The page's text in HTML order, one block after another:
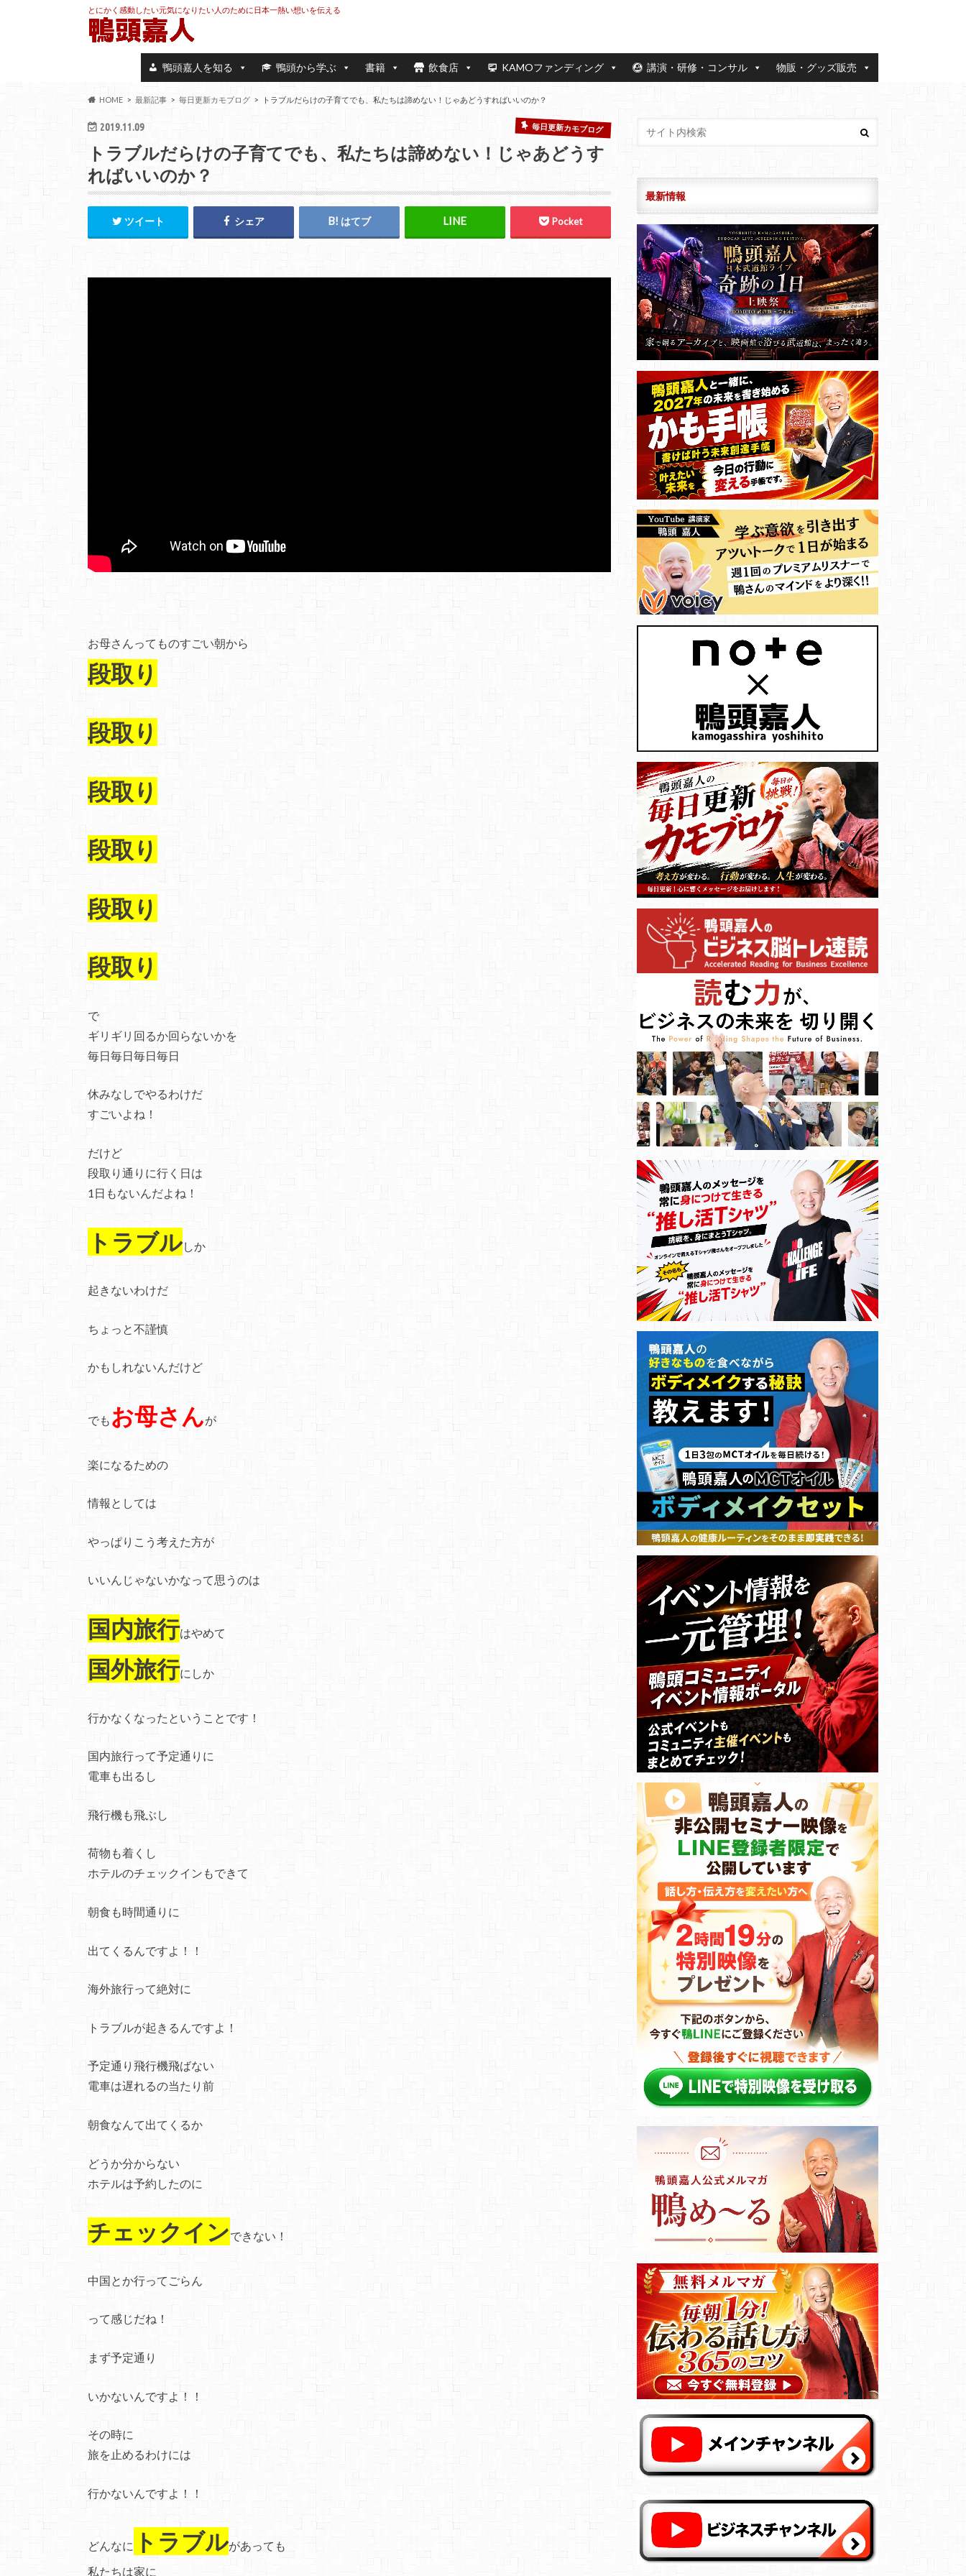
とにかく感動したい元気になりたい人のために日本一熱い想いを伝える
鴨頭嘉人を知る 鴨頭から学ぶ 書籍 飲食店 KAMOファンディング 講演・研修・コンサル 物販・グッズ販売
HOME 最新記事 毎日更新カモブログ トラブルだらけの子育てでも、私たちは諦めない！じゃあどうすればいいのか？
2019.11.09 毎日更新カモブログ
トラブルだらけの子育てでも、私たちは諦めない！じゃあどうす
ればいいのか？
ツイート シェア はてブ Pocket
お母さんってものすごい朝から
段取り
段取り
段取り
段取り
段取り
段取り
で
ギリギリ回るか回らないかを
毎日毎日毎日毎日
休みなしでやるわけだ
すごいよね！
だけど
段取り通りに行く日は
1日もないんだよね！
トラブルしか
起きないわけだ
ちょっと不謹慎
かもしれないんだけど
でも お母さんが
楽になるための
情報としては
やっぱりこう考えた方が
いいんじゃないかなって思うのは
国内旅行はやめて
国外旅行にしか
行かなくなったということです！
国内旅行って予定通りに
電車も出るし
飛行機も飛ぶし
荷物も着くし
ホテルのチェックインもできて
朝食も時間通りに
出てくるんですよ！！
海外旅行って絶対に
トラブルが起きるんですよ！
予定通り飛行機飛ばない
電車は遅れるの当たり前
朝食なんて出てくるか
どうか分からない
ホテルは予約したのに
チェックインできない！
中国とか行ってごらん
って感じだね！
まず予定通り
いかないんですよ！！
その時に
旅を止めるわけには
行かないんですよ！！
どんなに トラブルがあっても
私たちは家に
最新情報